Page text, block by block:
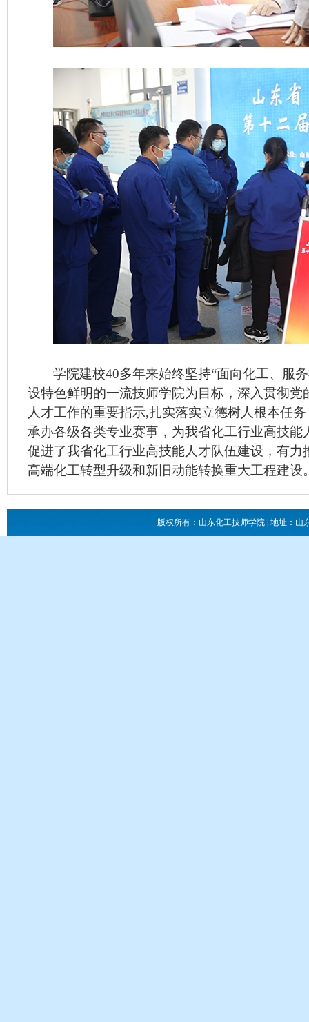
学院建校40多年来始终坚持“面向化工、服
设特色鲜明的一流技师学院为目标，深入贯彻
人才工作的重要指示,扎实落实立德树人根本任
承办各级各类专业赛事，为我省化工行业高技
促进了我省化工行业高技能人才队伍建设，有
高端化工转型升级和新旧动能转换重大工程建设
版权所有：山东化工技师学院 | 地址：山